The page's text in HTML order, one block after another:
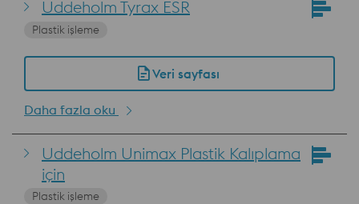
Uddeholm Tyrax ESR
Plastik işleme
Veri sayfası
Daha fazla oku
Uddeholm Unimax Plastik Kalıplama
için
Plastik işleme